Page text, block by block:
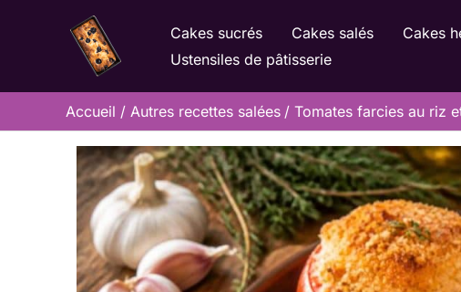
Cakes sucrés Cakes salés Cakes
Ustensiles de pâtisserie
Accueil Autres recettes salées Tomates farcies au riz